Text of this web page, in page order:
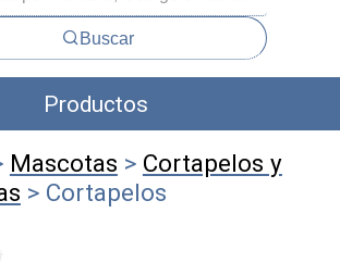
Buscar
Productos
Mascotas > Cortapelos y
> Cortapelos